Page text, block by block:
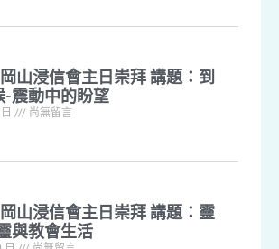
山浸信會主日崇拜 講題：到
-震動中的盼望
尚無留言
山浸信會主日崇拜 講題：靈
與教會生活